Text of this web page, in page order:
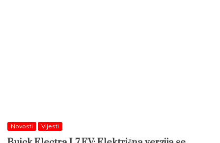
Novosti Vijesti